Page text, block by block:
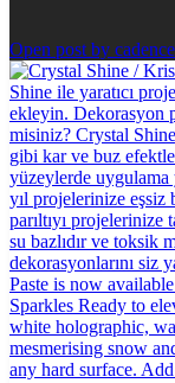
Open post by